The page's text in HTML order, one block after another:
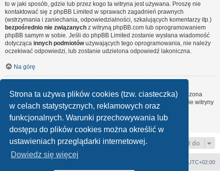
Strona ta używa plików cookies (tzw. ciasteczka)
w celach statystycznych, reklamowych oraz
funkcjonalnych. Warunki przechowywania lub
dostępu do plików cookies można określić w
ustawieniach przeglądarki internetowej.
Dowiedz się więcej
to w jaki sposób, gdzie lub przez kogo ta witryna jest używana. Proszę nie
kontaktować się z phpBB Limited w sprawach zagadnień prawnych
(wstrzymania i zaniechania, odpowiedzialności, szkalujących komentarzy itp.)
bezpośrednio nie związanych z witryną phpBB.com lub oprogramowaniem
phpBB samym w sobie. Jeśli do phpBB Limited zostanie wysłana wiadomość
dotycząca innych podmiotówużywających tego oprogramowania, nie należy
oczekiwać odpowiedzi, lub zostanie udzielona odpowiedź lakoniczna.
Na górę
Wszyscy użytkownicy witryny mogą używać – jeśli funkcja ta jest włączona
przez administratora witryny – formularza „Kontakt z nami”. Członkowie witryny
mogą także używać odnośnika „Zespół administracyjny”.
Na górę
Przejdź do
UTC+02:00